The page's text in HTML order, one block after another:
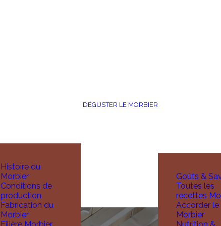
Histoire du
Morbier
Conditions de
production
Fabrication du
Morbier
DÉGUSTER LE MORBIER
Goûts &
Toutes les
recettes
Accorder le
Morbier